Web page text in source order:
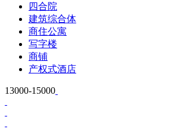
四合院
建筑综合体
商住公寓
写字楼
商铺
产权式酒店
13000-15000